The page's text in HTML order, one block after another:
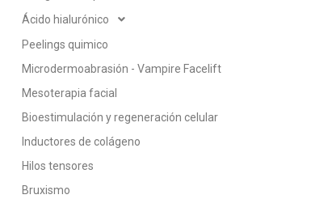
Ácido hialurónico
Peelings quimico
Microdermoabrasión - Vampire Facelift
Mesoterapia facial
Bioestimulación y regeneración celular
Inductores de colágeno
Hilos tensores
Bruxismo